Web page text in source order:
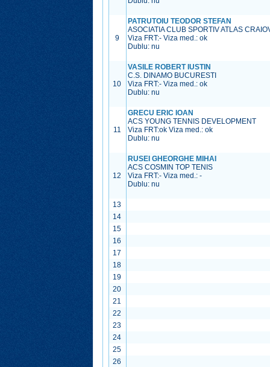
9
PATRUTOIU TEODOR STEFAN
ASOCIATIA CLUB SPORTIV ATLAS
Viza FRT:- Viza med.:ok
Dublu: nu
10
VASILE ROBERT IUSTIN
C.S. DINAMO BUCURESTI
Viza FRT:- Viza med.:ok
Dublu: nu
11
GRECU ERIC IOAN
ACS YOUNG TENNIS DEVELOPMENT
Viza FRT:ok Viza med.:ok
Dublu: nu
12
RUSEI GHEORGHE MIHAI
ACS COSMIN TOP TENIS
Viza FRT:- Viza med.:-
Dublu: nu
13
14
15
16
17
18
19
20
21
22
23
24
25
26